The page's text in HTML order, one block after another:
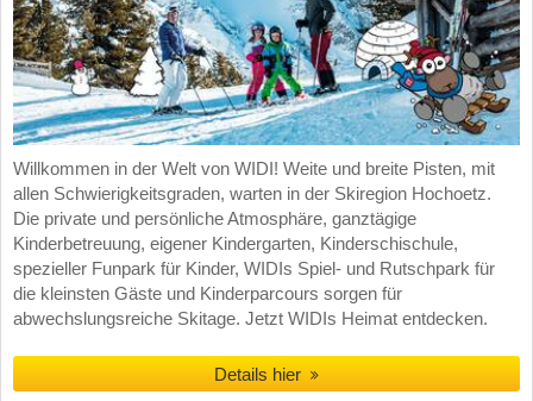
Willkommen in der Welt von WIDI! Weite und breite Pisten, mit
allen Schwierigkeitsgraden, warten in der Skiregion Hochoetz.
Die private und persönliche Atmosphäre, ganztägige
Kinderbetreuung, eigener Kindergarten, Kinderschischule,
spezieller Funpark für Kinder, WIDIs Spiel- und Rutschpark für
die kleinsten Gäste und Kinderparcours sorgen für
abwechslungsreiche Skitage. Jetzt WIDIs Heimat entdecken.
Details hier